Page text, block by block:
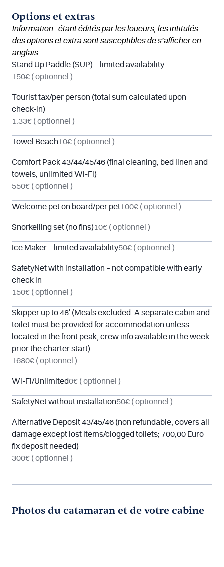
Options et extras
Information : étant édités par les loueurs, les intitulés
des options et extra sont susceptibles de s’afficher en
anglais.
Stand Up Paddle (SUP) – limited availability
150€ ( optionnel )
Tourist tax/per person (total sum calculated upon
check-in)
1.33€ ( optionnel )
Towel Beach10€ ( optionnel )
Comfort Pack 43/44/45/46 (final cleaning, bed linen and
towels, unlimited Wi-Fi)
550€ ( optionnel )
Welcome pet on board/per pet100€ ( optionnel )
Snorkelling set (no fins)10€ ( optionnel )
Ice Maker – limited availability50€ ( optionnel )
SafetyNet with installation – not compatible with early
check in
150€ ( optionnel )
Skipper up to 48′ (Meals excluded. A separate cabin and
toilet must be provided for accommodation unless
located in the front peak; crew info available in the week
prior the charter start)
1680€ ( optionnel )
Wi-Fi/Unlimited0€ ( optionnel )
SafetyNet without installation50€ ( optionnel )
Alternative Deposit 43/45/46 (non refundable, covers all
damage except lost items/clogged toilets; 700,00 Euro
fix deposit needed)
300€ ( optionnel )
Photos du catamaran et de votre cabine